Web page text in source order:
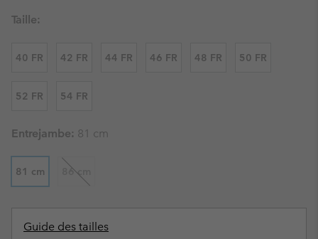
Taille:
40 FR 42 FR 44 FR 46 FR 48 FR 50 FR
52 FR 54 FR
Entrejambe: 81 cm
81 cm 86 cm
Guide des tailles